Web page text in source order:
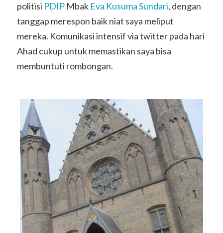
politisi PDIPMbak Eva Kusuma Sundari, dengan
tanggap merespon baik niat saya meliput
mereka. Komunikasi intensif via twitter pada hari
Ahad cukup untuk memastikan saya bisa
membuntuti rombongan.